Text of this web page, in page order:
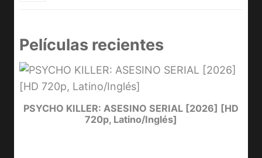
Películas recientes
PSYCHO KILLER: ASESINO SERIAL [2026] [HD
720p, Latino/Inglés]